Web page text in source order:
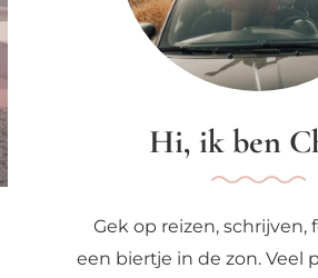
Hi, ik ben
Gek op reizen, schrijven,
een biertje in de zon. Veel